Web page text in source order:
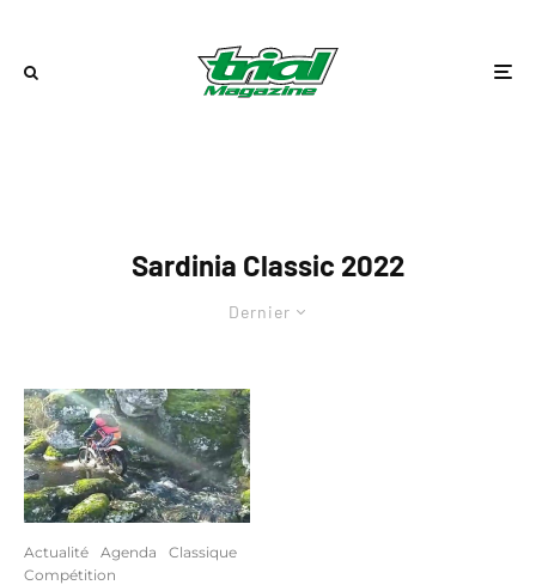
Sardinia Classic 2022
Dernier
Actualité Agenda
Classique
Compétition